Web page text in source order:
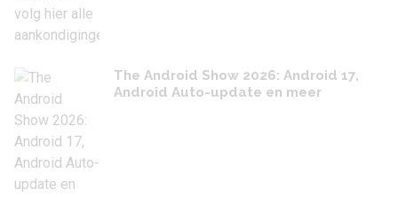
The Android Show 2026: Android 17,
Android Auto-update en meer